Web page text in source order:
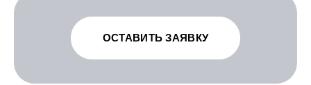
ОСТАВИТЬ ЗАЯВКУ